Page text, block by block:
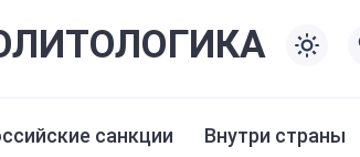
ЛОГИКА
санкции Внутри страны